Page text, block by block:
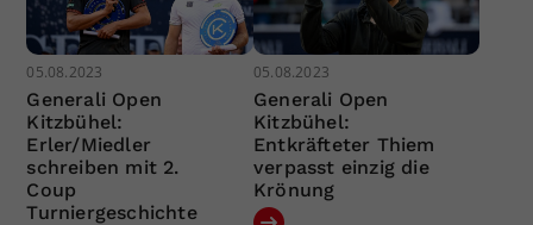
05.08.2023
Generali Open
Kitzbühel:
Erler/Miedler
schreiben mit 2.
Coup
Turniergeschichte
05.08.2023
Generali Open
Kitzbühel:
Entkräfteter Thiem
verpasst einzig die
Krönung